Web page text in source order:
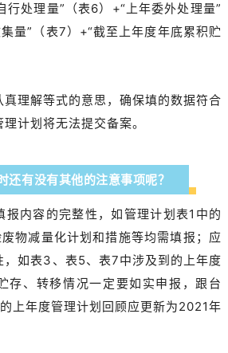
行处理量”（表6）+“上年委外处理量”
集量”（表7）+“截至上年度年底累积贮
理解等式的意思，确保填的数据符合
计划将无法提交备案。
还有没有其他的注意事项呢？
报内容的完整性，如管理计划表1中的
物减量化计划和措施等均需填报；应
，如表3、表5、表7中涉及到的上年度
存、转移情况一定要如实申报，跟台
上年度管理计划回顾应更新为2021年